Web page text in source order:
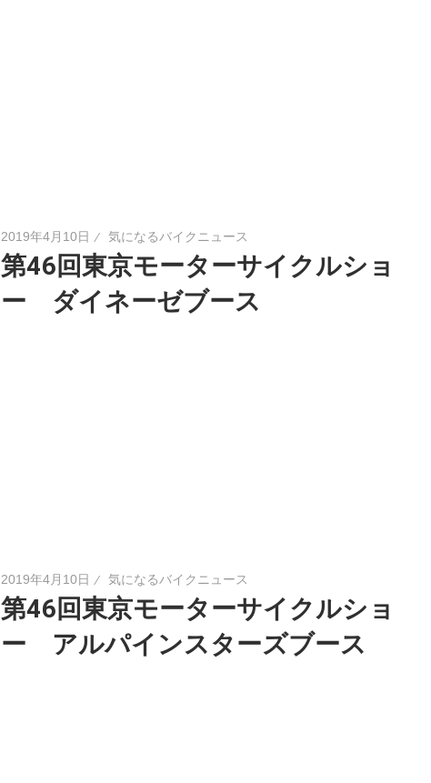
2019年4月10日 気になるバイクニュース
第46回東京モーターサイクルショ
ー ダイネーゼブース
2019年4月10日 気になるバイクニュース
第46回東京モーターサイクルショ
ー アルパインスターズブース